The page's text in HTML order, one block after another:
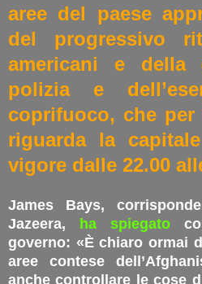
aree del paese
del progressivo
americani e della
polizia e
coprifuoco, che
riguarda la
vigore dalle 22.00
James Bays,
Jazeera, ha spiegato
governo: «È chiaro ormai
aree contese
anche controllare le cose